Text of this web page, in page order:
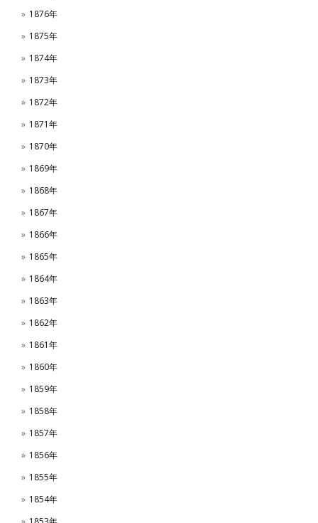
1876年
1875年
1874年
1873年
1872年
1871年
1870年
1869年
1868年
1867年
1866年
1865年
1864年
1863年
1862年
1861年
1860年
1859年
1858年
1857年
1856年
1855年
1854年